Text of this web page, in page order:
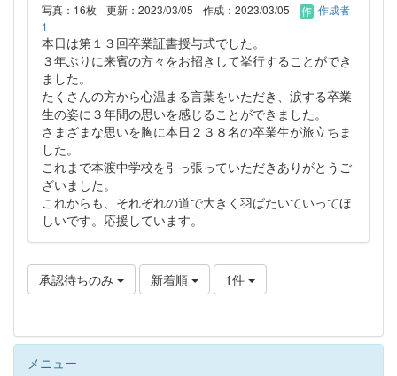
写真：16枚 更新：2023/03/05 作成：2023/03/05
作成者
1
本日は第１３回卒業証書授与式でした。
３年ぶりに来賓の方々をお招きして挙行することができ
ました。
たくさんの方から心温まる言葉をいただき、涙する卒業
生の姿に３年間の思いを感じることができました。
さまざまな思いを胸に本日２３８名の卒業生が旅立ちま
した。
これまで本渡中学校を引っ張っていただきありがとうご
ざいました。
これからも、それぞれの道で大きく羽ばたいていってほ
しいです。応援しています。
承認待ちのみ 新着順 1件
メニュー